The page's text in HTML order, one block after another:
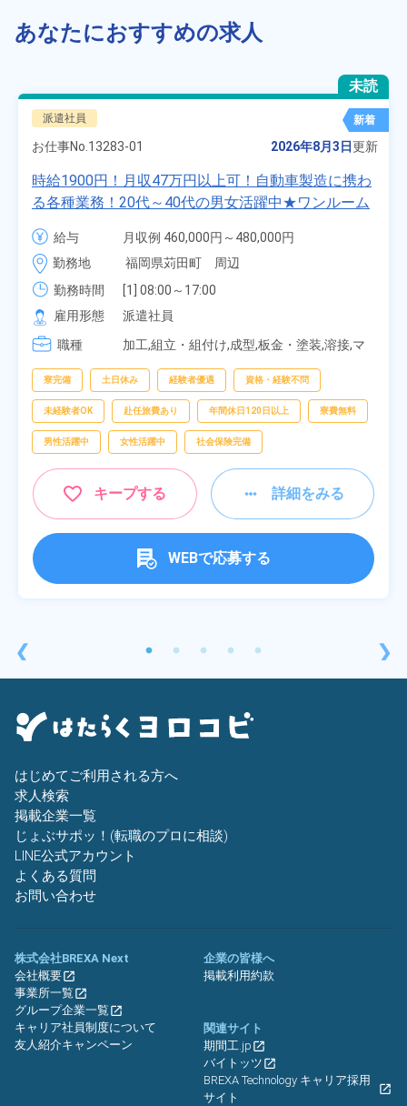
あなたにおすすめの求人
❮
未読
派遣社員 新着
お仕事No. 13283-01 2026年8月3日更新
時給1900円！月収47万円以上可！自動車製造に携わ
る各種業務！20代～40代の男女活躍中★ワンルーム
寮無料！マイカー通勤OK！無料駐車場あり！赴任旅
費会社負担！社員食堂あり！日払いあり！土日休
み！特別賞与90万円支給！《福岡県京都郡苅田町》
給与
月収例 460,000円～480,000円
時給 1,900円～1,900円
勤務地
福岡県苅田町　周辺
勤務時間
[1] 08:00～17:00
[2] 20:00～05:00
[3] 06:30～15:00
[4] 14:30～23:00
雇用形態
派遣社員
職種
加工,組立・組付け,成型,板金・塗装,溶接,マ
査,物流・配送
寮完備 土日休み 経験者優遇 資格・経験不問
未経験者OK 赴任旅費あり 年間休日120日以上 寮費無料
男性活躍中 女性活躍中 社会保険完備
キープする 詳細をみる
WEBで応募する
❯
はじめてご利用される方へ
求人検索
掲載企業一覧
じょぶサポッ！(転職のプロに相談)
LINE公式アカウント
よくある質問
お問い合わせ
株式会社BREXA Next
会社概要
事業所一覧
グループ企業一覧
キャリア社員制度について
友人紹介キャンペーン
企業の皆様へ
掲載利用約款
関連サイト
期間工.jp
バイトッツ
BREXA Technology キャリア採用
サイト